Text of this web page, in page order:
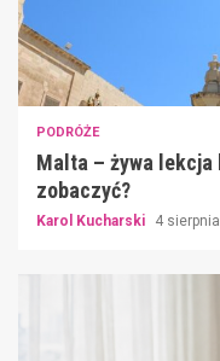
PODRÓŻE
Malta – żywa
zobaczyć?
Karol Kucharski 4